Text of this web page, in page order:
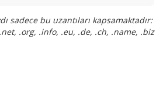
sadece bu uzantıları kapsamaktadır:
.org, .info, .eu, .de, .ch, .name, .biz